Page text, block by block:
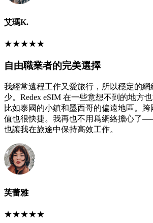
艾瑪K.
★★★★★
自由職業者的完美選擇
我經常遠程工作又愛旅行，所以穩定的
少。Redex eSIM 在一些意想不到的地方
比如泰國的小鎮和墨西哥的偏遠地區。
值也很快捷。我再也不用爲網絡擔心了
也讓我在旅途中保持高效工作。
芙蕾雅
★★★★★